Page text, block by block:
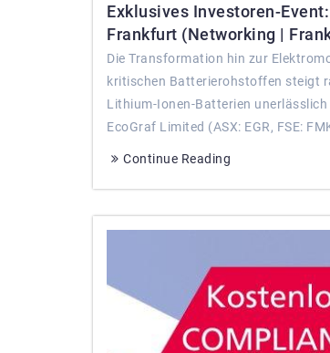
Exklusives Investoren-
Frankfurt (Networking |
Die Transformation hin zur
kritischen Batterierohstoffen steigt
Lithium-Ionen-Batterien
EcoGraf Limited (ASX: EGR, FSE:
Continue Reading